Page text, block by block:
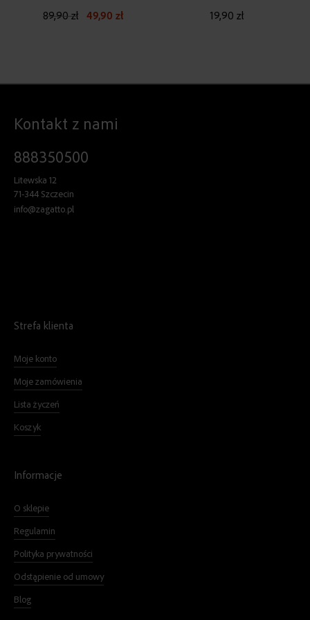
49,90 zł
89,90 zł
19,90 zł
Kontakt z nami
888350500
Litewska 12
71-344 Szczecin
info@zagatto.pl
Strefa klienta
Moje konto
Moje zamówienia
Lista życzeń
Koszyk
Informacje
O sklepie
Regulamin
Polityka prywatności
Odstąpienie od umowy
Blog